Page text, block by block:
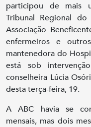
participou de mais
Tribunal Regional
Associação
enfermeiros e
mantenedora do
está sob
conselheira Lúcia
desta terça-feira, 19.
A ABC havia se
mensais, mas dois